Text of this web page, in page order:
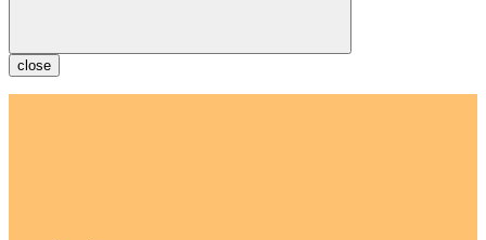
close